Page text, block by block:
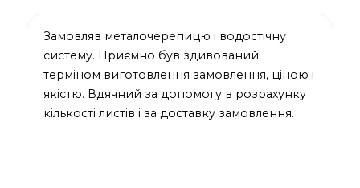
Замовляв металочерепицю і водостічну
систему. Приємно був здивований
терміном виготовлення замовлення, ціною і
якістю. Вдячний за допомогу в розрахунку
кількості листів і за доставку замовлення.